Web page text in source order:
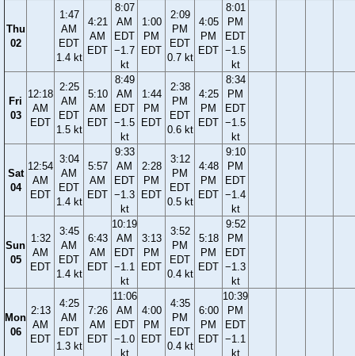
Thu
02
1:47
AM
EDT
1.4 kt
4:21
AM
EDT
8:07
AM
EDT
−1.7
kt
1:00
PM
EDT
2:09
PM
EDT
0.7 kt
4:05
PM
EDT
8:01
PM
EDT
−1.5
kt
Fri
03
12:18
AM
EDT
2:25
AM
EDT
1.5 kt
5:10
AM
EDT
8:49
AM
EDT
−1.5
kt
1:44
PM
EDT
2:38
PM
EDT
0.6 kt
4:25
PM
EDT
8:34
PM
EDT
−1.5
kt
Sat
04
12:54
AM
EDT
3:04
AM
EDT
1.4 kt
5:57
AM
EDT
9:33
AM
EDT
−1.3
kt
2:28
PM
EDT
3:12
PM
EDT
0.5 kt
4:48
PM
EDT
9:10
PM
EDT
−1.4
kt
Sun
05
1:32
AM
EDT
3:45
AM
EDT
1.4 kt
6:43
AM
EDT
10:19
AM
EDT
−1.1
kt
3:13
PM
EDT
3:52
PM
EDT
0.4 kt
5:18
PM
EDT
9:52
PM
EDT
−1.3
kt
Mon
06
2:13
AM
EDT
4:25
AM
EDT
1.3 kt
7:26
AM
EDT
11:06
AM
EDT
−1.0
kt
4:00
PM
EDT
4:35
PM
EDT
0.4 kt
6:00
PM
EDT
10:39
PM
EDT
−1.1
kt